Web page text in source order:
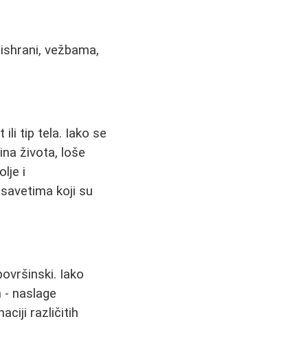
vežbama,
ili tip tela. Iako se
života, loše
i
koji su
Iako
naslage
različitih